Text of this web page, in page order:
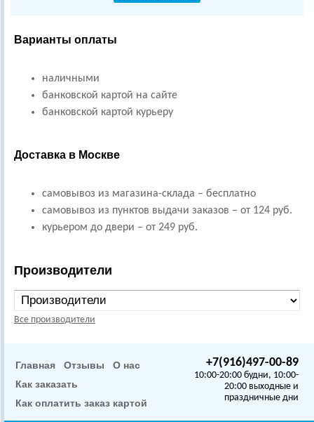
Варианты оплаты
наличными
банковской картой на сайте
банковской картой курьеру
Доставка в Москве
самовывоз из магазина-склада – бесплатно
самовывоз из пунктов выдачи заказов – от 124 руб.
курьером до двери – от 249 руб.
Производители
Все производители
+7(916)497-00-89
10:00-20:00 будни, 10:00-
20:00 выходные и
праздничные дни
Главная Отзывы
О нас
Как заказать
Как оплатить заказ картой